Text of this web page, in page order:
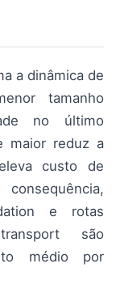
a dinâmica de
tamanho
no último
maior reduz a
custo de
e rotas
são
médio por